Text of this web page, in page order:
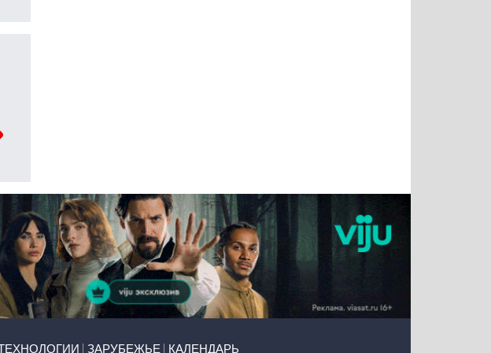
ЗАРУБЕЖЬЕ КАЛЕНДАРЬ